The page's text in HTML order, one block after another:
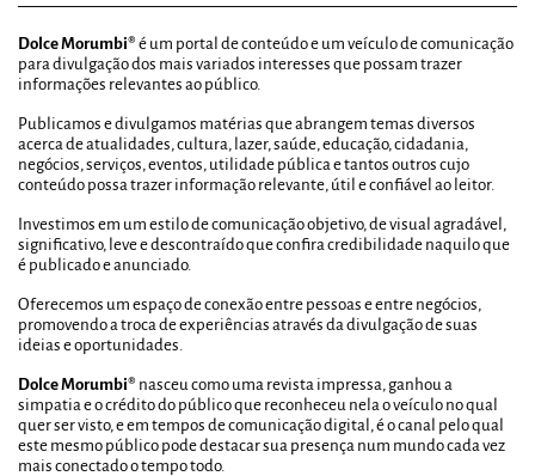
Dolce Morumbi® é um portal de conteúdo e um veículo de comunicação
para divulgação dos mais variados interesses que possam trazer
informações relevantes ao público.
Publicamos e divulgamos matérias que abrangem temas diversos
acerca de atualidades, cultura, lazer, saúde, educação, cidadania,
negócios, serviços, eventos, utilidade pública e tantos outros cujo
conteúdo possa trazer informação relevante, útil e confiável ao leitor.
Investimos em um estilo de comunicação objetivo, de visual agradável,
significativo, leve e descontraído que confira credibilidade naquilo que
é publicado e anunciado.
Oferecemos um espaço de conexão entre pessoas e entre negócios,
promovendo a troca de experiências através da divulgação de suas
ideias e oportunidades.
Dolce Morumbi® nasceu como uma revista impressa, ganhou a
simpatia e o crédito do público que reconheceu nela o veículo no qual
quer ser visto, e em tempos de comunicação digital, é o canal pelo qual
este mesmo público pode destacar sua presença num mundo cada vez
mais conectado o tempo todo.